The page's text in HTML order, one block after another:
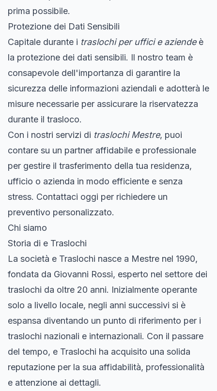
prima possibile.
Protezione dei Dati Sensibili
Capitale durante i traslochi per uffici e aziendeè
la protezione dei dati sensibili. Il nostro team è
consapevole dell'importanza di garantire la
sicurezza delle informazioni aziendali e adotterà le
misure necessarie per assicurare la riservatezza
durante il trasloco.
Con i nostri servizi di traslochi Mestre, puoi
contare su un partner affidabile e professionale
per gestire il trasferimento della tua residenza,
ufficio o azienda in modo efficiente e senza
stress. Contattaci oggi per richiedere un
preventivo personalizzato.
Chi siamo
Storia di e Traslochi
La società e Traslochi nasce a Mestre nel 1990,
fondata da Giovanni Rossi, esperto nel settore dei
traslochi da oltre 20 anni. Inizialmente operante
solo a livello locale, negli anni successivi si è
espansa diventando un punto di riferimento per i
traslochi nazionali e internazionali. Con il passare
del tempo, e Traslochi ha acquisito una solida
reputazione per la sua affidabilità, professionalità
e attenzione ai dettagli.